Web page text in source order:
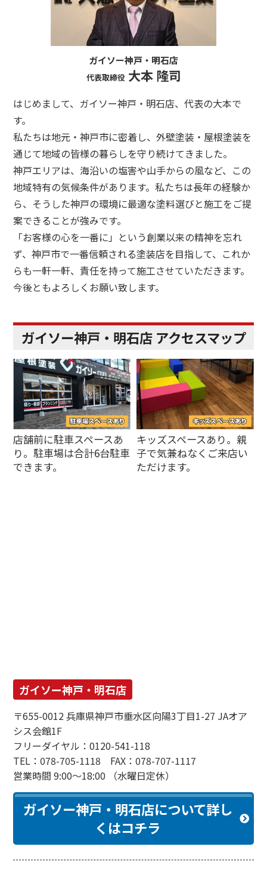
ガイソー神戸・明石店
代表取締役大本 隆司
はじめまして、ガイソー神戸・明石店、代表の大本で
す。
私たちは地元・神戸市に密着し、外壁塗装・屋根塗装を
通じて地域の皆様の暮らしを守り続けてきました。
神戸エリアは、海沿いの塩害や山手からの風など、この
地域特有の気候条件があります。私たちは長年の経験か
ら、そうした神戸の環境に最適な塗料選びと施工をご提
案できることが強みです。
「お客様の心を一番に」という創業以来の精神を忘れ
ず、神戸市で一番信頼される塗装店を目指して、これか
らも一軒一軒、責任を持って施工させていただきます。
今後ともよろしくお願い致します。
ガイソー神戸・明石店 アクセスマップ
店舗前に駐車スペースあ
り。駐車場は合計6台駐車
できます。
キッズスペースあり。親
子で気兼ねなくご来店い
ただけます。
ガイソー神戸・明石店
〒655-0012 兵庫県神戸市垂水区向陽3丁目1-27 JAオア
シス会館1F
フリーダイヤル：0120-541-118
TEL：078-705-1118 FAX：078-707-1117
営業時間 9:00～18:00 （水曜日定休）
ガイソー神戸・明石店について詳し
くはコチラ